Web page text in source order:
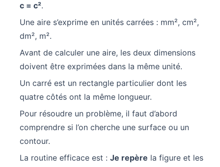
c = c².
Une aire s’exprime en unités carrées : mm², cm²,
dm², m².
Avant de calculer une aire, les deux dimensions
doivent être exprimées dans la même unité.
Un carré est un rectangle particulier dont les
quatre côtés ont la même longueur.
Pour résoudre un problème, il faut d’abord
comprendre si l’on cherche une surface ou un
contour.
La routine efficace est : Je repère la figure et les